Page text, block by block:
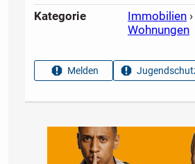
Kategorie Immobilien ›
Wohnungen
Melden